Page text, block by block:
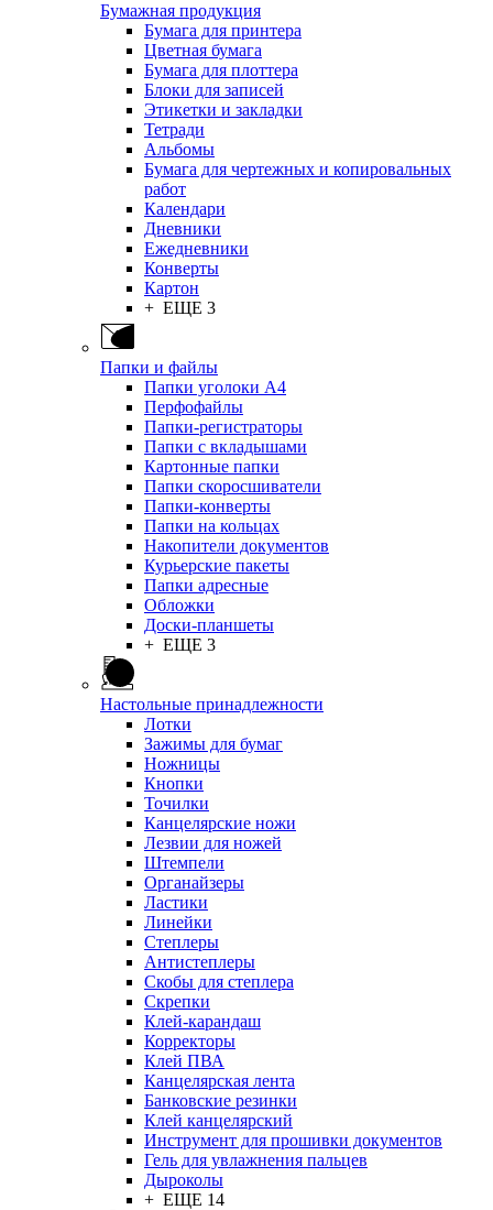
Бумажная продукция
Бумага для принтера
Цветная бумага
Бумага для плоттера
Блоки для записей
Этикетки и закладки
Тетради
Альбомы
Бумага для чертежных и копировальных
работ
Календари
Дневники
Ежедневники
Конверты
Картон
+ ЕЩЕ 3
Папки и файлы
Папки уголоки А4
Перфофайлы
Папки-регистраторы
Папки с вкладышами
Картонные папки
Папки скоросшиватели
Папки-конверты
Папки на кольцах
Накопители документов
Курьерские пакеты
Папки адресные
Обложки
Доски-планшеты
+ ЕЩЕ 3
Настольные принадлежности
Лотки
Зажимы для бумаг
Ножницы
Кнопки
Точилки
Канцелярские ножи
Лезвии для ножей
Штемпели
Органайзеры
Ластики
Линейки
Степлеры
Антистеплеры
Скобы для степлера
Скрепки
Клей-карандаш
Корректоры
Клей ПВА
Канцелярская лента
Банковские резинки
Клей канцелярский
Инструмент для прошивки документов
Гель для увлажнения пальцев
Дыроколы
+ ЕЩЕ 14